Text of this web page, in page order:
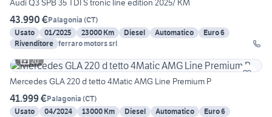
Audi Q3 SPB 35 TDI S tronic line edition 2025/ KM
43.990 €Palagonia (CT)
Usato
01/2025 23000 Km Diesel Automatico
Euro 6
Rivenditore ferraro motors srl
20
Mercedes GLA 220 d tetto 4Matic AMG Line Premium P
41.999 €Palagonia (CT)
Usato
04/2024 13000 Km Diesel Automatico
Euro 6